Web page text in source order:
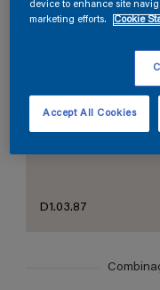
D1.03.87
device to enhance site
marketing efforts.
Cookie
Accept All Cookies